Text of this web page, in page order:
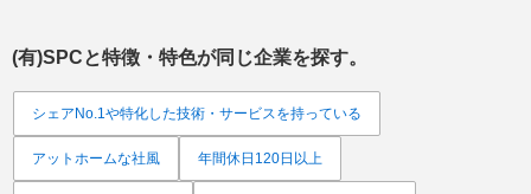
(有)SPCと特徴・特色が同じ企業を探す。
シェアNo.1や特化した技術・サービスを持っている
アットホームな社風 年間休日120日以上